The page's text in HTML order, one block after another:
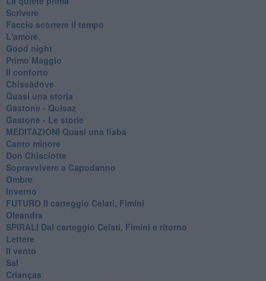
Scrivere
Faccio scorrere il tempo
L'amore
Good night
Primo Maggio
Il conforto
Chissàdove
Quasi una storia
Gastone - Quisaz
Gastone - Le storie
MEDITAZIONI Quasi una fiaba
Canto minore
Don Chisciotte
Sopravvivere a Capodanno
Ombre
Inverno
FUTURO Il carteggio Celati, Fimini
Oleandra
SPIRALI Dal carteggio Celati, Fimini e ritorno
Lettere
Il vento
Sal
Crianças